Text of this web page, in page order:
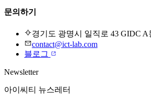
문의하기
경기도 광명시 일직로 43 GIDC A
contact@ict-lab.com
블로그
Newsletter
아이씨티 뉴스레터